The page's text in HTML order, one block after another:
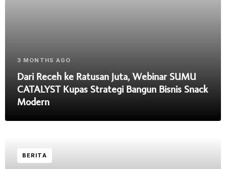
3 MONTHS AGO
Dari Receh ke Ratusan Juta, Webinar SUMU
CATALYST Kupas Strategi Bangun Bisnis Snack
Modern
BERITA